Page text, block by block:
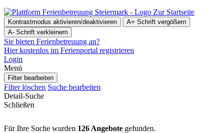
Zur Startseite
Kontrastmodus aktivieren/deaktivieren A+ Schrift vergößern
A- Schrift verkleinern
Sie bieten Ferienbetreuung an?
Hier kostenlos im Ferienportal registrieren
Login
Menü
Filter bearbeiten
Filter löschen Suche bearbeiten
Detail-Suche
Schließen
Für Ihre Suche wurden 126 Angebote gefunden.